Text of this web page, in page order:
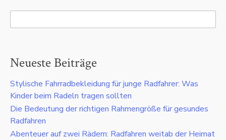
Neueste Beiträge
Stylische Fahrradbekleidung für junge Radfahrer: Was
Kinder beim Radeln tragen sollten
Die Bedeutung der richtigen Rahmengröße für gesundes
Radfahren
Abenteuer auf zwei Rädern: Radfahren weitab der Heimat